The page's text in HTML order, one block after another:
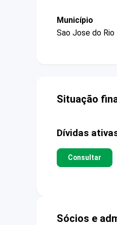
Município
Sao Jose do
Situação
Dívidas
Consultar
Sócios e